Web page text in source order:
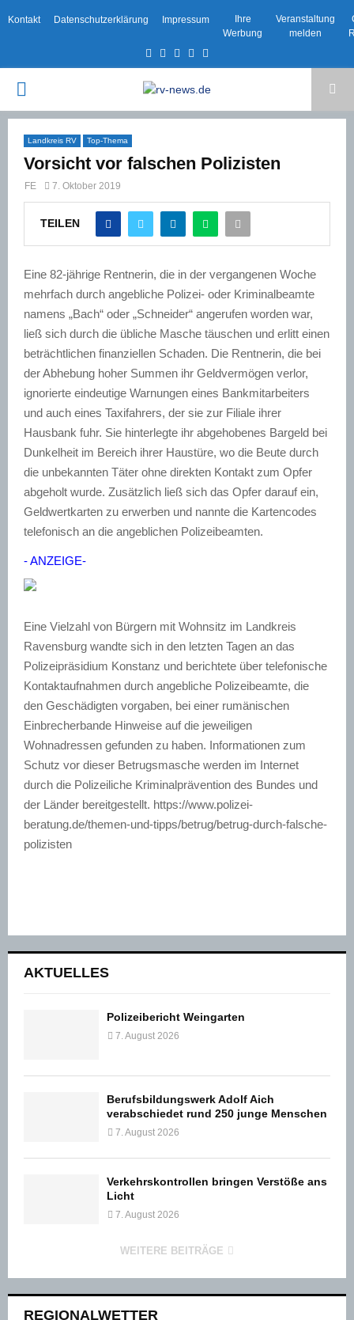
Kontakt Datenschutzerklärung Impressum
Ihre
Werbung
Veranstaltung
melden
Facebook
TwitterInstagram
Email
PRIMARY
MENU
Landkreis RV Top-Thema
Vorsicht vor falschen Polizisten
FE 7. Oktober 2019
TEILEN
Eine 82-jährige Rentnerin, die in der vergangenen Woche
mehrfach durch angebliche Polizei- oder Kriminalbeamte
namens „Bach“ oder „Schneider“ angerufen worden war,
ließ sich durch die übliche Masche täuschen und erlitt einen
beträchtlichen finanziellen Schaden. Die Rentnerin, die bei
der Abhebung hoher Summen ihr Geldvermögen verlor,
ignorierte eindeutige Warnungen eines Bankmitarbeiters
und auch eines Taxifahrers, der sie zur Filiale ihrer
Hausbank fuhr. Sie hinterlegte ihr abgehobenes Bargeld bei
Dunkelheit im Bereich ihrer Haustüre, wo die Beute durch
die unbekannten Täter ohne direkten Kontakt zum Opfer
abgeholt wurde. Zusätzlich ließ sich das Opfer darauf ein,
Geldwertkarten zu erwerben und nannte die Kartencodes
telefonisch an die angeblichen Polizeibeamten.
- ANZEIGE-
Eine Vielzahl von Bürgern mit Wohnsitz im Landkreis
Ravensburg wandte sich in den letzten Tagen an das
Polizeipräsidium Konstanz und berichtete über telefonische
Kontaktaufnahmen durch angebliche Polizeibeamte, die
den Geschädigten vorgaben, bei einer rumänischen
Einbrecherbande Hinweise auf die jeweiligen
Wohnadressen gefunden zu haben. Informationen zum
Schutz vor dieser Betrugsmasche werden im Internet
durch die Polizeiliche Kriminalprävention des Bundes und
der Länder bereitgestellt. https://www.polizei-
beratung.de/themen-und-tipps/betrug/betrug-durch-falsche-
polizisten
AKTUELLES
Polizeibericht Weingarten
7. August 2026
Berufsbildungswerk Adolf Aich
verabschiedet rund 250 junge Menschen
7. August 2026
Verkehrskontrollen bringen Verstöße ans
Licht
7. August 2026
WEITERE BEITRÄGE
REGIONALWETTER